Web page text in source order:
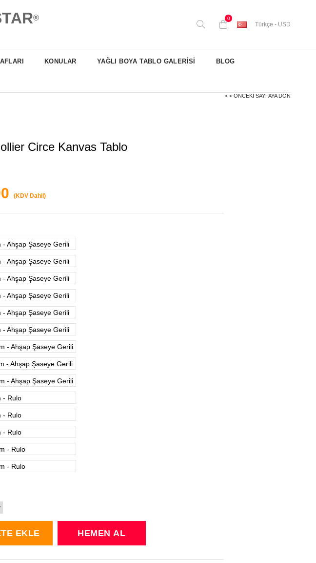
® 0
Türkçe - USD
KONULAR YAĞLI BOYA TABLO GALERİSİ BLOG
< < ÖNCEKI SAYFAYA DÖN
Circe Kanvas Tablo
(KDV Dahil)
- Ahşap Şaseye Gerili
- Ahşap Şaseye Gerili
- Ahşap Şaseye Gerili
- Ahşap Şaseye Gerili
- Ahşap Şaseye Gerili
- Ahşap Şaseye Gerili
- Ahşap Şaseye Gerili
- Ahşap Şaseye Gerili
- Ahşap Şaseye Gerili
- Rulo
- Rulo
- Rulo
- Rulo
- Rulo